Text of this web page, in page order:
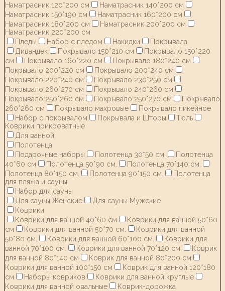
Наматрасник 120*200 см
Наматрасник 140*200 см
Наматрасник 150*190 см
Наматрасник 160*200 см
Наматрасник 180*200 см
Наматрасник 200*200 см
Наматрасник 220*200 см
Пледы
Набор с пледом Накидки
Покрывала
Дивандек
Покрывало 150*210 см
Покрывало 150*220
см
Покрывало 160*220 см
Покрывало 180*240 см
Покрывало 200*220 см
Покрывало 200*240 см
Покрывало 220*240 см
Покрывало 230*250 см
Покрывало 260*270 см
Покрывало 240*260 см
Покрывало 250*260 см
Покрывало 250*270 см
Покрывало
260*260 см
Покрывало махровые
Покрывало пикейное
Набор с покрывалом
Покрывала и Шторы
Тюль
Коврики прикроватные
Для ванной
Полотенца
Подарочные наборы
Полотенца 30*50 см.
Полотенца
40*60 см
Полотенца 50*90 см.
Полотенца 70*140 см.
Полотенца 80*150 см.
Полотенца 90*150 см.
Полотенца
для пляжа и сауны
Набор для сауны
Для сауны Женские
Для сауны Мужские
Коврики
Коврики для ванной 40*60 см
Коврики для ванной 50*60
см
Коврики для ванной 50*70 см.
Коврики для ванной
50*80 см.
Коврики для ванной 60*100 см.
Коврики для
ванной 70*100 см.
Коврики для ванной 70*120 см.
Коврик
для ванной 80*140 см
Коврик для ванной 80*200 см
Коврики для ванной 100*150 см
Коврик для ванной 120*180
см
Наборы ковриков
Коврики для ванной круглые
Коврики для ванной овальные
Коврик-дорожка